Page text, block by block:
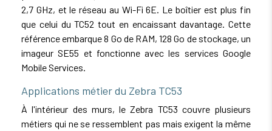
2,7 GHz, et le réseau au Wi-Fi 6E. Le boîtier est plus fin
que celui du TC52 tout en encaissant davantage. Cette
référence embarque 8 Go de RAM, 128 Go de stockage, un
imageur SE55 et fonctionne avec les services Google
Mobile Services.
Applications métier du Zebra TC53
À l'intérieur des murs, le Zebra TC53 couvre plusieurs
métiers qui ne se ressemblent pas mais exigent la même